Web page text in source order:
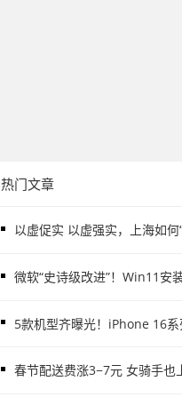
热门文章
以虚促实 以虚强实，上海如何“
微软“史诗级改进”！Win11安
5款机型齐曝光！iPhone 16
春节配送费涨3−7元 女骑手也